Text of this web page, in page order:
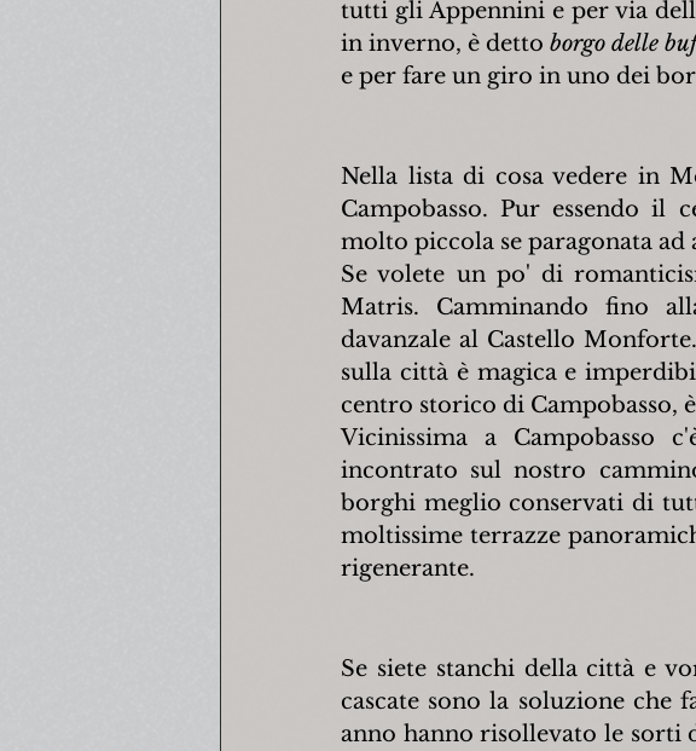
tutti gli Appennini e per via
in inverno, è detto borgo delle
e per fare un giro in uno dei
Nella lista di cosa vedere in
Campobasso. Pur essendo il
molto piccola se paragonata ad
Se volete un po' di
Matris. Camminando fino
davanzale al Castello
sulla città è magica e
centro storico di Campobasso,
Vicinissima a Campobasso
incontrato sul nostro
borghi meglio conservati di
moltissime terrazze
rigenerante.
Se siete stanchi della città e
cascate sono la soluzione
anno hanno risollevato le sorti